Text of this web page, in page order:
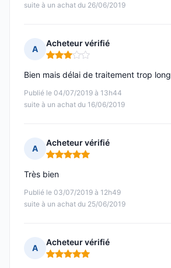
suite à un achat du 26/06/2019
A
Acheteur vérifié
Note : 3 sur 5
Publié le 04/07/2019 à 13h44
suite à un achat du 16/06/2019
Bien mais délai de traitement trop long
A
Acheteur vérifié
Note : 5 sur 5
Publié le 03/07/2019 à 12h49
suite à un achat du 25/06/2019
Très bien
A
Acheteur vérifié
Note : 5 sur 5